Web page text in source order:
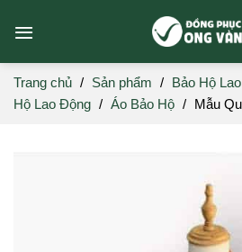
Trang chủ / Sản phẩm / Bảo Hộ
Hộ Lao Động / Áo Bảo Hộ / Mẫu